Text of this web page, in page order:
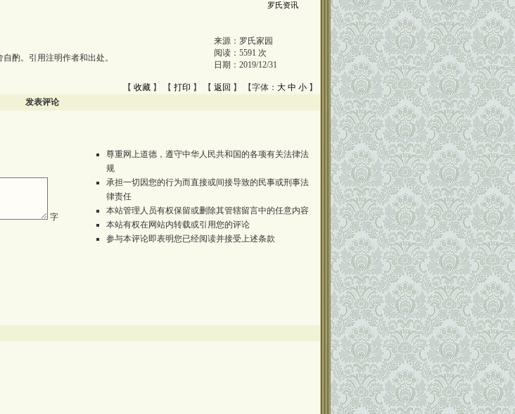
罗氏资讯
酌。引用注明作者和出处。
来源： 罗氏家园
阅读： 5591 次
日期： 2019/12/31
【 收藏 】 【 打印 】 【 返回 】 【字体： 大 中 小 】
发表评论
字
尊重网上道德，遵守中华人民共和国的各项有关法律法
规
承担一切因您的行为而直接或间接导致的民事或刑事法
律责任
本站管理人员有权保留或删除其管辖留言中的任意内容
本站有权在网站内转载或引用您的评论
参与本评论即表明您已经阅读并接受上述条款